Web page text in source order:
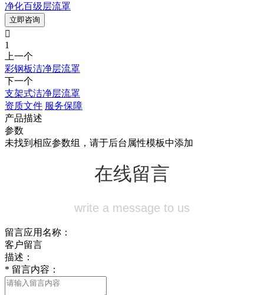
净化百级层流罩
立即咨询

1
上一个
彩钢板洁净层流罩
下一个
支架式洁净层流罩
资质文件 服务保障
产品描述
参数
未找到相应参数组，请于后台属性模板中添加
在线留言
write a message to us
留言应用名称：
客户留言
描述：
* 留言内容：